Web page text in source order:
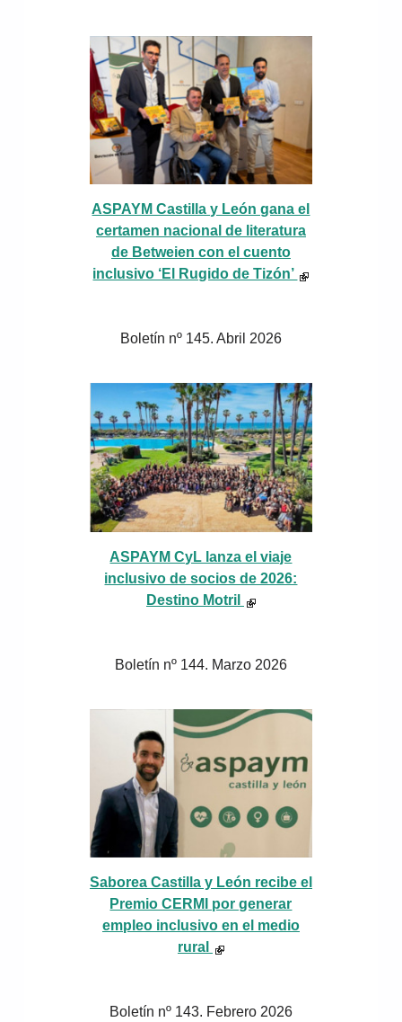
ASPAYM Castilla y León gana el
certamen nacional de literatura
de Betweien con el cuento
inclusivo ‘El Rugido de Tizón’
Boletín nº 145. Abril 2026
ASPAYM CyL lanza el viaje
inclusivo de socios de 2026:
Destino Motril
Boletín nº 144. Marzo 2026
Saborea Castilla y León recibe el
Premio CERMI por generar
empleo inclusivo en el medio
rural
Boletín nº 143. Febrero 2026